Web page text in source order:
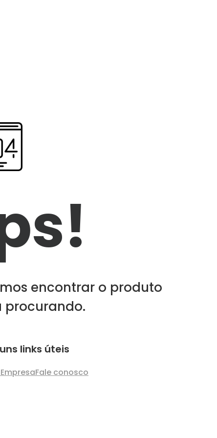
encontrar o produto
procurando.
links úteis
Fale conosco